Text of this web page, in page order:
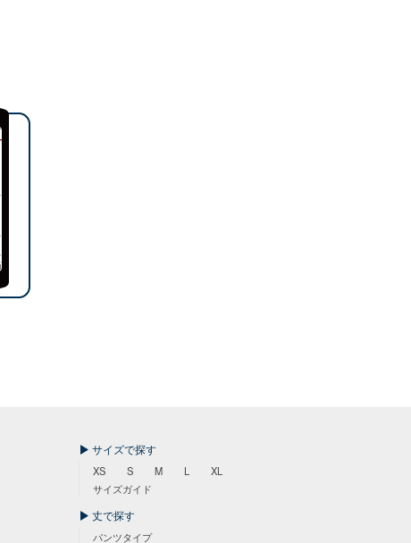
サイズで探す
XS S M L
XL
サイズガイド
丈で探す
パンツタイプ